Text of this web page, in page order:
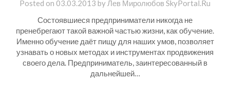
Posted on 03.03.2013 by Лев Миролюбов SkyPortal.Ru
Состоявшиеся предприниматели никогда не
пренебрегают такой важной частью жизни, как обучение.
Именно обучение даёт пищу для наших умов, позволяет
узнавать о новых методах и инструментах продвижения
своего дела. Предприниматель, заинтересованный в
дальнейшей…